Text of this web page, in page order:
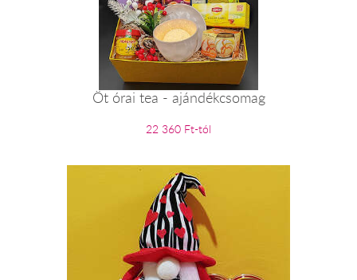
Öt órai tea - ajándékcsomag
22 360 Ft-tól